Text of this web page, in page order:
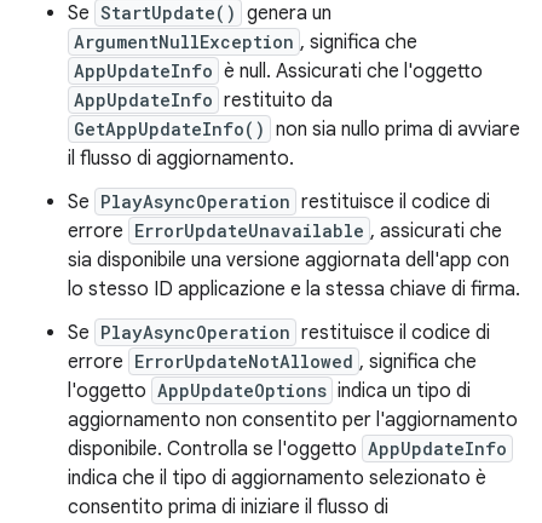
Se StartUpdate() genera un
ArgumentNullException , significa che
AppUpdateInfo è null. Assicurati che l'oggetto
AppUpdateInfo restituito da
GetAppUpdateInfo() non sia nullo prima di avviare
il flusso di aggiornamento.
Se PlayAsyncOperation restituisce il codice di
errore ErrorUpdateUnavailable , assicurati che
sia disponibile una versione aggiornata dell'app con
lo stesso ID applicazione e la stessa chiave di firma.
Se PlayAsyncOperation restituisce il codice di
errore ErrorUpdateNotAllowed , significa che
l'oggetto AppUpdateOptions indica un tipo di
aggiornamento non consentito per l'aggiornamento
disponibile. Controlla se l'oggetto AppUpdateInfo
indica che il tipo di aggiornamento selezionato è
consentito prima di iniziare il flusso di